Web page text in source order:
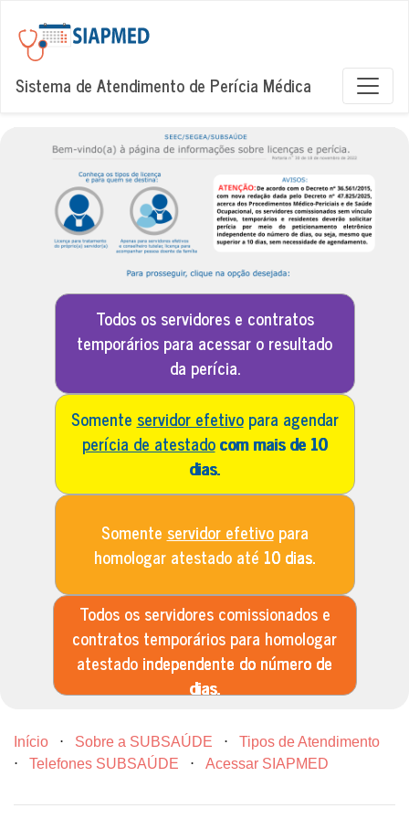
Sistema de Atendimento de Perícia Médica
Todos os servidores e contratos
temporários para acessar o resultado
da perícia.
Somente servidor efetivo
para agendar
perícia de atestadocom mais de 10
dias.
Somente servidor efetivopara
homologar atestado até 10 dias.
Todos os servidores comissionados e
contratos temporários para homologar
atestado independente do número de
dias.
Início ⋅ Sobre a SUBSAÚDE ⋅
Tipos de Atendimento
⋅
Telefones SUBSAÚDE ⋅ Acessar SIAPMED